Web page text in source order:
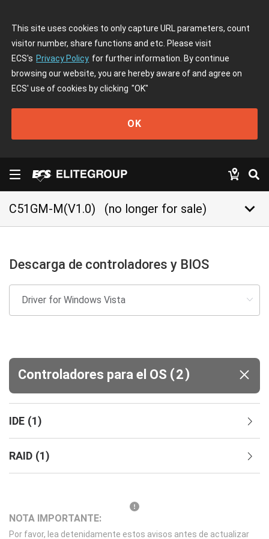
This site uses cookies to only capture URL parameters, count
visitor number, share functions and etc. Please visit
ECS's Privacy Policy for further information. By continue
browsing our website, you are hereby aware of and agree on
ECS' use of cookies by clicking "OK"
OK
C51GM-M(V1.0) (no longer for sale) keyboard_arrow_down
Descarga de controladores y BIOS
Controladores para el OS (2)
IDE (1)
RAID (1)
NOTA IMPORTANTE:
Por favor, lea detenidamente estos avisos antes de actualizar